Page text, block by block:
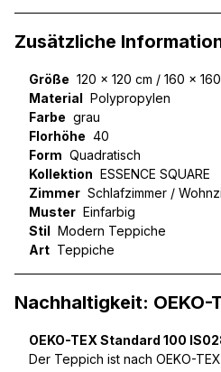
Zusätzliche
Größe 120 x 120 cm / 160 x
Material Polypropylen
Farbe grau
Florhöhe 40
Form Quadratisch
Kollektion ESSENCE SQUARE
Zimmer Schlafzimmer /
Muster Einfarbig
Stil Modern Teppiche
Art Teppiche
Nachhaltigkeit: OEKO-
OEKO-TEX Standard 100
Der Teppich ist nach OEKO-